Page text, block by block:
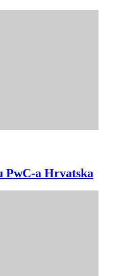
PwC-a Hrvatska